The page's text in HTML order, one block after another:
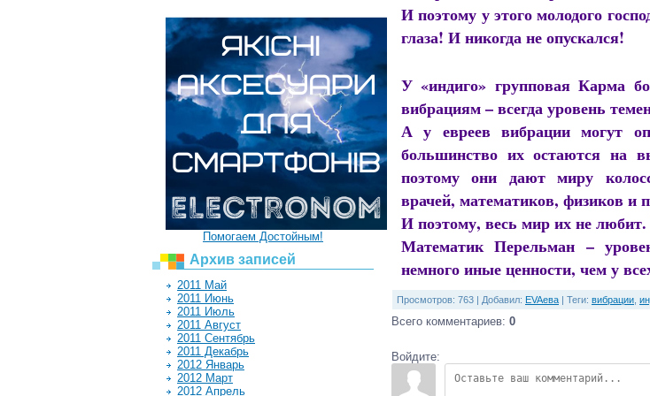
Помогаем Достойным!
Архив записей
2011 Май
2011 Июнь
2011 Июль
2011 Август
2011 Сентябрь
2011 Декабрь
2012 Январь
2012 Март
2012 Апрель
И поэтому у этого молодого
глаза! И никогда не опускался!
У «индиго» групповая Карма
вибрациям – всегда уровень
А у евреев вибрации могут
большинство их остаются на
поэтому они дают миру
врачей, математиков, физиков и
И поэтому, весь мир их не
Математик Перельман –
немного иные ценности, чем у
Просмотров: 763 | Добавил: EVAева Теги: вибрации
Всего комментариев: 0
Войдите: